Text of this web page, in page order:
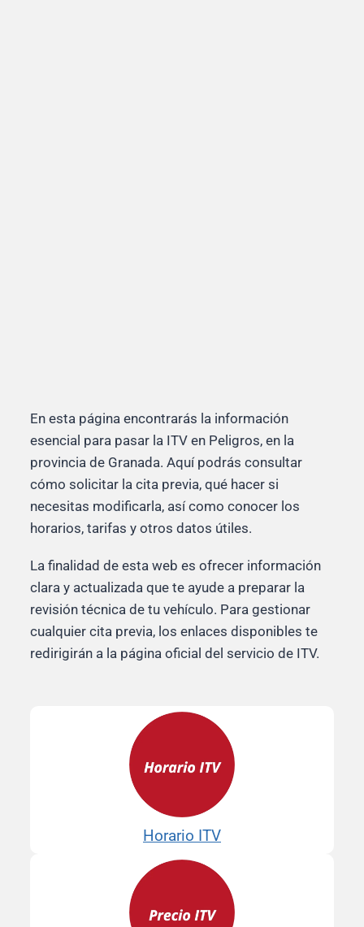
En esta página encontrarás la información
esencial para pasar la ITV en Peligros, en la
provincia de Granada. Aquí podrás consultar
cómo solicitar la cita previa, qué hacer si
necesitas modificarla, así como conocer los
horarios, tarifas y otros datos útiles.
La finalidad de esta web es ofrecer información
clara y actualizada que te ayude a preparar la
revisión técnica de tu vehículo. Para gestionar
cualquier cita previa, los enlaces disponibles te
redirigirán a la página oficial del servicio de ITV.
Horario ITV